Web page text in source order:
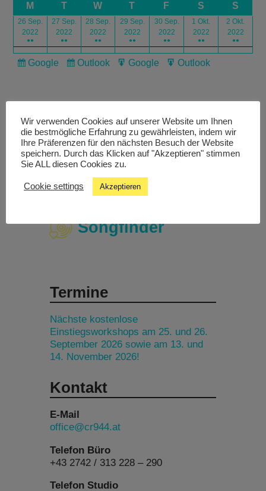
M T W T F S S
26 Sep.
2022
●●
27 Sep.
2022
●●
28 Sep.
2022
●●
29 Sep.
2022
●●
30 Sep.
2022
●●
1 Okt.
2022
●●
2 Okt.
2022
●●
Subscribe
Google
Subscribe
Outlook
Export
Google
Export
Outlook
Livestream
Studiochat
Songfinder
Termine
Nächste kostenlose
Einstiegsworkshops am 25. und 26.
September 2026 sowie am 13. und
14. November 2026!
Kontakt
E-Mail
office@cr944.at
Telefon Büro
+43 2742 / 313 228 – 290
Telefon Studio
Wir verwenden Cookies auf unserer Website um Ihnen
die bestmögliche Erfahrung zu gewährleisten, indem wir
Ihre Präferenzen für den nächsten Besuch der Website
speichern. Durch das Klicken auf "Akzeptieren" stimmen
Sie ALL diesen Cookies zu.
Cookie settings Akzeptieren